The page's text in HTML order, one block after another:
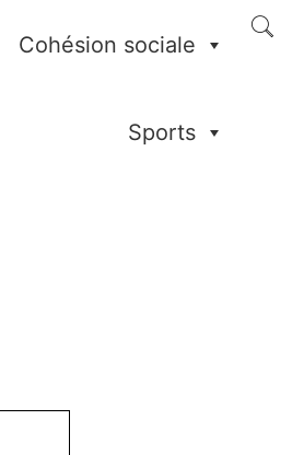
Cohésion sociale
Sports